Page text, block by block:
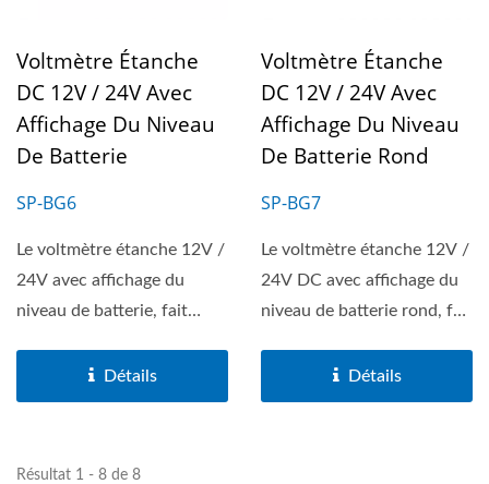
Voltmètre Étanche
DC 12V / 24V Avec
Affichage Du Niveau
De Batterie
SP-BG6
Le voltmètre étanche 12V /
24V avec affichage du
niveau de batterie, fait
Détails
Voltmètre Étanche
DC 12V / 24V Avec
Affichage Du Niveau
De Batterie Rond
SP-BG7
Le voltmètre étanche 12V /
24V DC avec affichage du
niveau de batterie rond, fait
Détails
Résultat 1 - 8 de 8